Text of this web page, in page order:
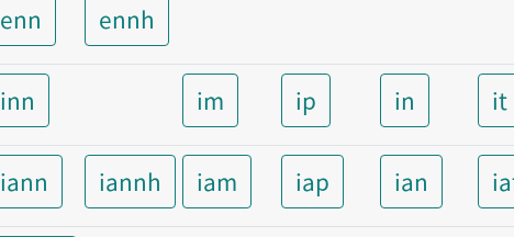
enn ennh
inn im ip in it
iann iannh iam iap ian